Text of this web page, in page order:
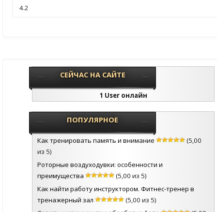
СЕЙЧАС НА САЙТЕ
1 User онлайн
ПОПУЛЯРНОЕ
Как тренировать память и внимание
(5,00
из 5)
Роторные воздуходувки: особенности и
преимущества
(5,00 из 5)
Как найти работу инструктором. Фитнес-тренер в
тренажерный зал
(5,00 из 5)